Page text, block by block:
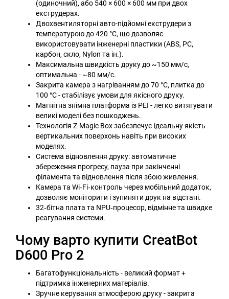
(одиночний), або 540 × 600 × 600 мм при двох
екструдерах.
Двохвентиляторні авто-підйомні екструдери з
температурою до 420 °C, що дозволяє
використовувати інженерні пластики (ABS, PC,
карбон, скло, Nylon та ін.).
Максимальна швидкість друку до ~150 мм/с,
оптимальна - ~80 мм/с.
Закрита камера з нагріванням до 70 °C, плитка до
100 °C - стабілізує умови для якісного друку.
Магнітна знімна платформа із PEI - легко витягувати
великі моделі без пошкоджень.
Технологія Z-Magic Box забезпечує ідеальну якість
вертикальних поверхонь навіть при високих
моделях.
Система відновлення друку: автоматичне
збереження прогресу, пауза при закінченні
філамента та відновлення після збою живлення.
Камера та Wi‑Fi‑контроль через мобільний додаток,
дозволяє моніторити і зупиняти друк на відстані.
32‑бітна плата та NPU‑процесор, відмінне та швидке
реагування системи.
Чому варто купити CreatBot
D600 Pro 2
Багатофункціональність - великий формат +
підтримка інженерних матеріалів.
Зручне керування атмосферою друку - закрита